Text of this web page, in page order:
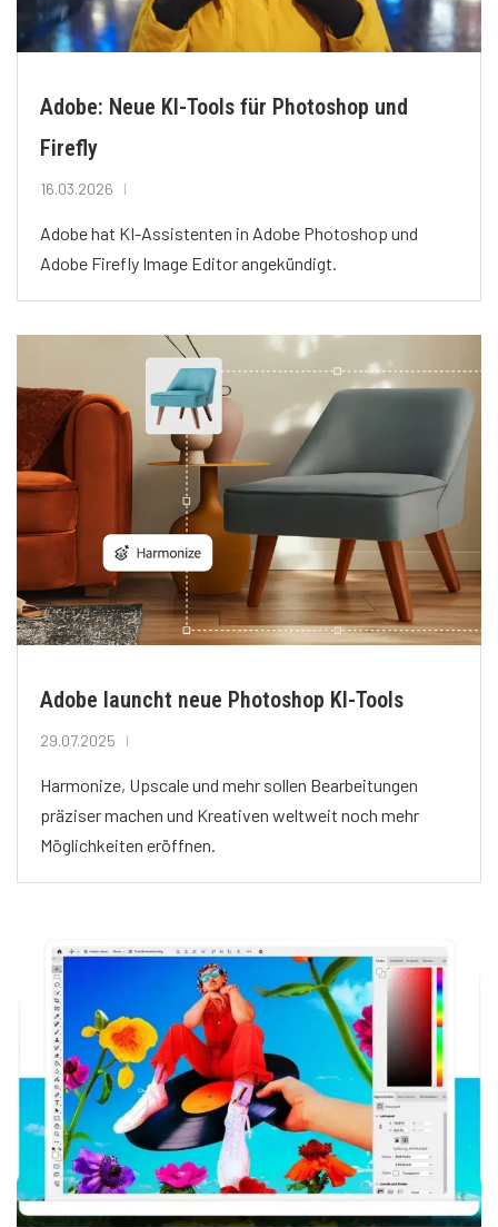
Adobe: Neue KI-Tools für Photoshop und
Firefly
16.03.2026
Adobe hat KI-Assistenten in Adobe Photoshop und
Adobe Firefly Image Editor angekündigt.
Adobe launcht neue Photoshop KI-Tools
29.07.2025
Harmonize, Upscale und mehr sollen Bearbeitungen
präziser machen und Kreativen weltweit noch mehr
Möglichkeiten eröffnen.